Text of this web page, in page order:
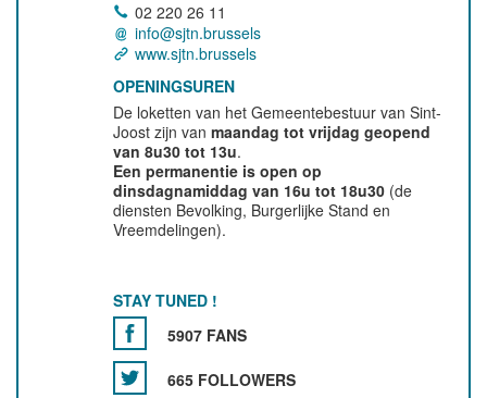
02 220 26 11
info@sjtn.brussels
www.sjtn.brussels
OPENINGSUREN
De loketten van het Gemeentebestuur van Sint-
Joost zijn vanmaandag tot vrijdag geopend
van 8u30 tot 13u.
Een permanentie is open op
dinsdagnamiddag van 16u tot 18u30 (de
diensten Bevolking, Burgerlijke Stand en
Vreemdelingen).
STAY TUNED !
5907 FANS
665 FOLLOWERS